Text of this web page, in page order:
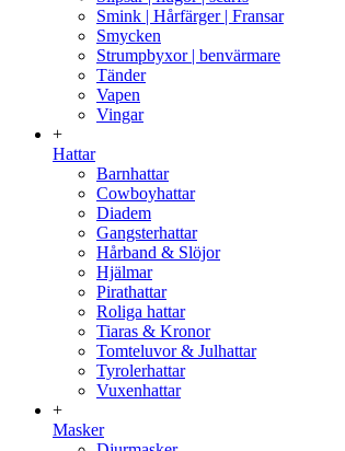
Smink | Hårfärger | Fransar
Smycken
Strumpbyxor | benvärmare
Tänder
Vapen
Vingar
+
Hattar
Barnhattar
Cowboyhattar
Diadem
Gangsterhattar
Hårband & Slöjor
Hjälmar
Pirathattar
Roliga hattar
Tiaras & Kronor
Tomteluvor & Julhattar
Tyrolerhattar
Vuxenhattar
+
Masker